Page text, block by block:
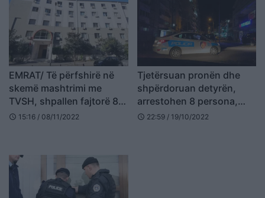
EMRAT/ Të përfshirë në
skemë mashtrimi me
TVSH, shpallen fajtorë 8
persona në Durrës
schedule 15:16 / 08/11/2022
Tjetërsuan pronën dhe
shpërdoruan detyrën,
arrestohen 8 persona,
mes tyre edhe ish-zyrtarë
schedule 22:59 / 19/10/2022